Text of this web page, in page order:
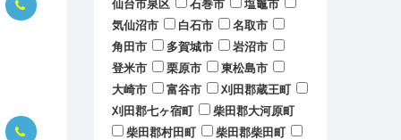
仙台市泉区
石巻市
塩竈市
気仙沼市
白石市
名取市
角田市
多賀城市
岩沼市
登米市
栗原市
東松島市
大崎市
富谷市
刈田郡蔵王町
刈田郡七ヶ宿町
柴田郡大河原町
柴田郡村田町
柴田郡柴田町